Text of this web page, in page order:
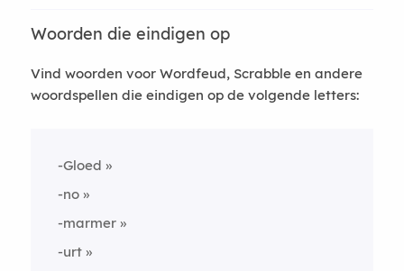
Woorden die eindigen op
Vind woorden voor Wordfeud, Scrabble en andere
woordspellen die eindigen op de volgende letters:
-Gloed
-no
-marmer
-urt